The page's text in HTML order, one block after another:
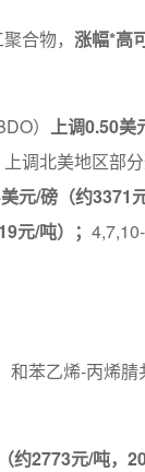
合物， 涨幅*高
） 上调0.50美
调北美地区部
元/磅（约3371
元/吨）；
苯乙烯-丙烯腈
约2773元/吨，